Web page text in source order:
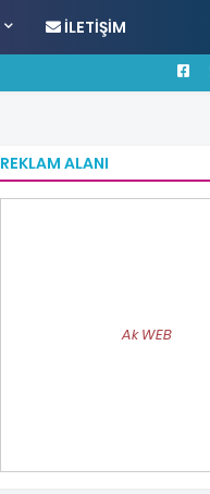
İLETIŞIM
REKLAM ALANI
Ak WEB